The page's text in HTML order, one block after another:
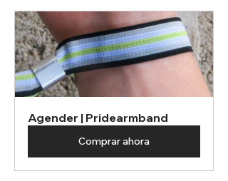
Agender | Pridearmband
Comprar ahora